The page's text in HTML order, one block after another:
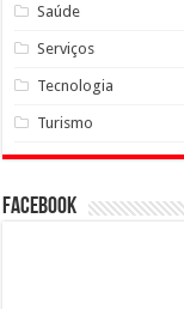
Saúde
Serviços
Tecnologia
Turismo
Facebook